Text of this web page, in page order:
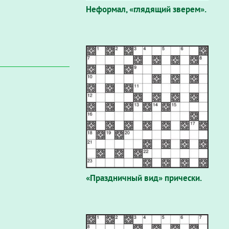
Неформал, «глядящий зверем».
«Праздничный вид» прически.